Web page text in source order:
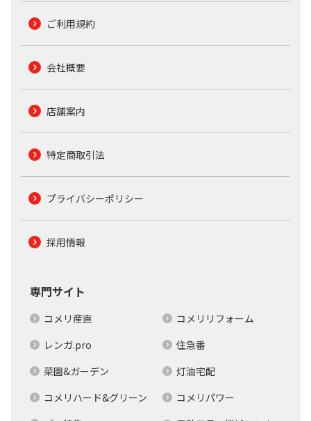
ご利用規約
会社概要
店舗案内
特定商取引法
プライバシーポリシー
採用情報
専門サイト
コメリ産直
コメリリフォーム
レンガ.pro
住急番
菜園&ガーデン
灯油宅配
コメリハード&グリーン
コメリパワー